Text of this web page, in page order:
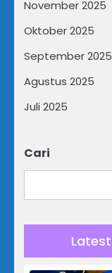
November 2025
Oktober 2025
September 2025
Agustus 2025
Juli 2025
Cari
Latest